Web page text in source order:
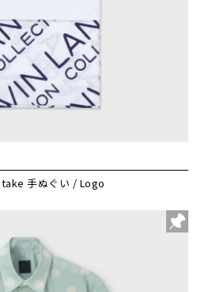
手ぬぐい / Logo